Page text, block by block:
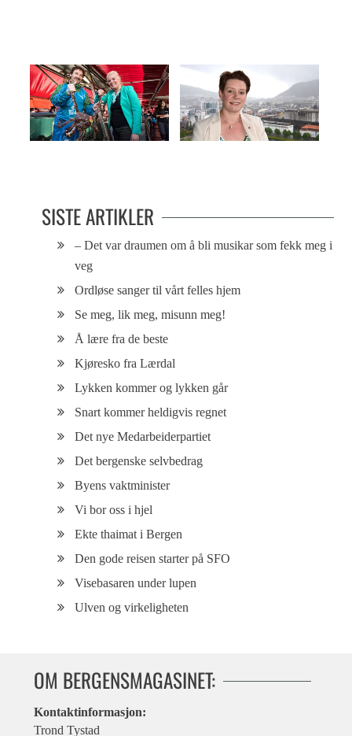
SISTE ARTIKLER
– Det var draumen om å bli musikar som fekk meg i
veg
Ordløse sanger til vårt felles hjem
Se meg, lik meg, misunn meg!
Å lære fra de beste
Kjøresko fra Lærdal
Lykken kommer og lykken går
Snart kommer heldigvis regnet
Det nye Medarbeiderpartiet
Det bergenske selvbedrag
Byens vaktminister
Vi bor oss i hjel
Ekte thaimat i Bergen
Den gode reisen starter på SFO
Visebasaren under lupen
Ulven og virkeligheten
OM BERGENSMAGASINET:
Kontaktinformasjon:
Trond Tystad